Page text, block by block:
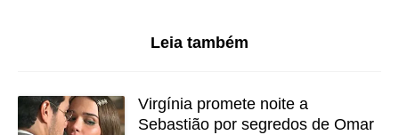
Leia também
Virgínia promete noite a
Sebastião por segredos de Omar